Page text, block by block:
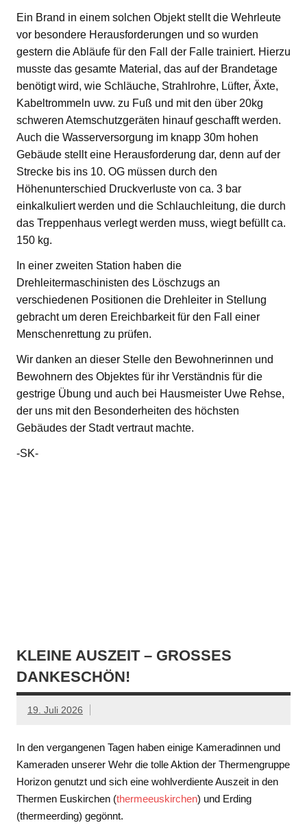
Ein Brand in einem solchen Objekt stellt die Wehrleute
vor besondere Herausforderungen und so wurden
gestern die Abläufe für den Fall der Falle trainiert. Hierzu
musste das gesamte Material, das auf der Brandetage
benötigt wird, wie Schläuche, Strahlrohre, Lüfter, Äxte,
Kabeltrommeln uvw. zu Fuß und mit den über 20kg
schweren Atemschutzgeräten hinauf geschafft werden.
Auch die Wasserversorgung im knapp 30m hohen
Gebäude stellt eine Herausforderung dar, denn auf der
Strecke bis ins 10. OG müssen durch den
Höhenunterschied Druckverluste von ca. 3 bar
einkalkuliert werden und die Schlauchleitung, die durch
das Treppenhaus verlegt werden muss, wiegt befüllt ca.
150 kg.
In einer zweiten Station haben die
Drehleitermaschinisten des Löschzugs an
verschiedenen Positionen die Drehleiter in Stellung
gebracht um deren Ereichbarkeit für den Fall einer
Menschenrettung zu prüfen.
Wir danken an dieser Stelle den Bewohnerinnen und
Bewohnern des Objektes für ihr Verständnis für die
gestrige Übung und auch bei Hausmeister Uwe Rehse,
der uns mit den Besonderheiten des höchsten
Gebäudes der Stadt vertraut machte.
-SK-
KLEINE AUSZEIT – GROSSES D
ANKESCHÖN!
19. Juli 2026
In den vergangenen Tagen haben einige Kameradinnen und
Kameraden unserer Wehr die tolle Aktion der Thermengruppe
Horizon genutzt und sich eine wohlverdiente Auszeit in den
Thermen Euskirchen (thermeeuskirchen) und Erding
(thermeerding) gegönnt.